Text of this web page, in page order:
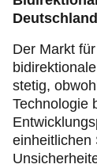
Der Markt
stetig,
Technologie
einheitlichen